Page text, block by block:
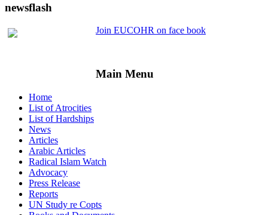
newsflash
Join EUCOHR on face book
Main Menu
Home
List of Atrocities
List of Hardships
News
Articles
Arabic Articles
Radical Islam Watch
Advocacy
Press Release
Reports
UN Study re Copts